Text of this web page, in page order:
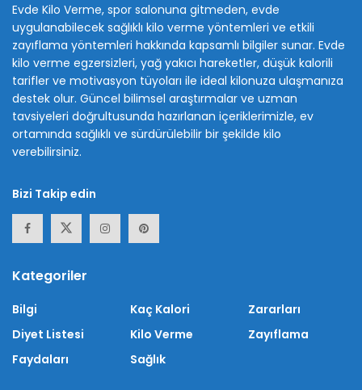
Evde Kilo Verme, spor salonuna gitmeden, evde
uygulanabilecek sağlıklı kilo verme yöntemleri ve etkili
zayıflama yöntemleri hakkında kapsamlı bilgiler sunar. Evde
kilo verme egzersizleri, yağ yakıcı hareketler, düşük kalorili
tarifler ve motivasyon tüyoları ile ideal kilonuza ulaşmanıza
destek olur. Güncel bilimsel araştırmalar ve uzman
tavsiyeleri doğrultusunda hazırlanan içeriklerimizle, ev
ortamında sağlıklı ve sürdürülebilir bir şekilde kilo
verebilirsiniz.
Bizi Takip edin
Kategoriler
Bilgi
Diyet Listesi
Faydaları
Kaç Kalori
Kilo Verme
Sağlık
Zararları
Zayıflama